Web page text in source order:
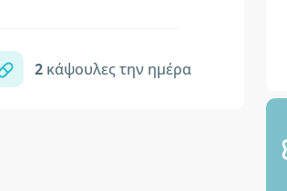
2κάψουλες την ημέρα